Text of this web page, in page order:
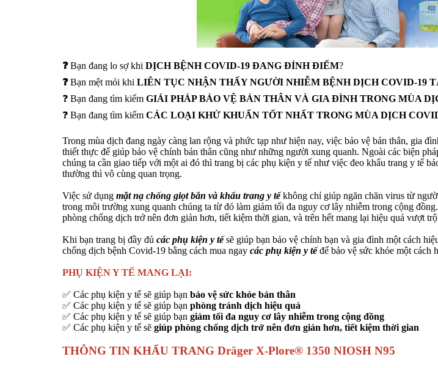
❓Bạn đang lo sợ khi DỊCH BỆNH COVID-19 ĐANG ĐỈNH ĐIỂM?
❓Bạn mệt mỏi khi LIÊN TỤC NHẬN THẤY NGƯỜI NHIỄM BỆNH DỊCH COVID-19
❓ Bạn đang tìm kiếm GIẢI PHÁP BẢO VỆ BẢN THÂN VÀ GIA ĐÌNH TRONG MÙA
❓ Bạn đang tìm kiếm CÁC LOẠI KHỬ KHUẨN TỐT NHẤT TRONG MÙA DỊCH
Trong mùa dịch đang ngày càng lan rộng và phức tạp như hiện nay, việc bảo vệ bản thân, gia
thiết thực để giúp bảo vệ chính bản thân cũng như những người xung quanh. Ngoài các biện
chúng ta cần giao tiếp với một ai đó thì trang bị các phụ kiện y tế như việc đeo khẩu trang y tế
thường thì vô cùng quan trọng.
Việc sử dụng mặt nạ chống giọt bắn và khẩu trang y tếkhông chỉ giúp ngăn chăn virus từ
trong môi trường xung quanh chúng ta từ đó làm giảm tối đa nguy cơ lây nhiễm trong cộng
phòng chống dịch trở nên đơn giản hơn, tiết kiệm thời gian, và trên hết mang lại hiệu quả vượt
Khi bạn trang bị đầy đủ các phụ kiện y tếsẽ giúp bạn bảo vệ chính bạn và gia đình một cách
chống dịch bệnh Covid-19 bằng cách mua ngay các phụ kiện y tếđể bảo vệ sức khỏe một cách
PHỤ KIỆN Y TẾ MANG LẠI:
✅ Các phụ kiện y tế sẽ giúp bạn bảo vệ sức khỏe bản thân
✅ Các phụ kiện y tế sẽ giúp bạn phòng tránh dịch hiệu quả
✅ Các phụ kiện y tế sẽ giúp bạn giảm tối đa nguy cơ lây nhiễm trong cộng đồng
✅ Các phụ kiện y tế sẽ giúp phòng chống dịch trở nên đơn giản hơn, tiết kiệm thời gian
THÔNG TIN KHẨU TRANG Dräger X-Plore® 1350 NIOSH N95